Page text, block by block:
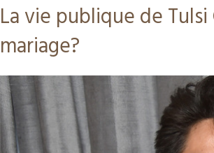
La vie publique de
mariage?